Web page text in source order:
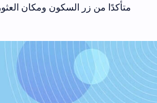
متأكدًا من زر السكون ومكان